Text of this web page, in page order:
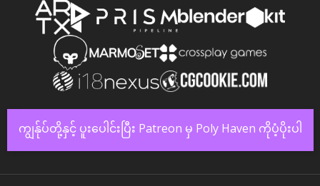
ကျွန်ုပ်တို့နှင့် ပူးပေါင်းပြီး Patreon မှ Poly Haven ကိုပံ့ပိုးပါ